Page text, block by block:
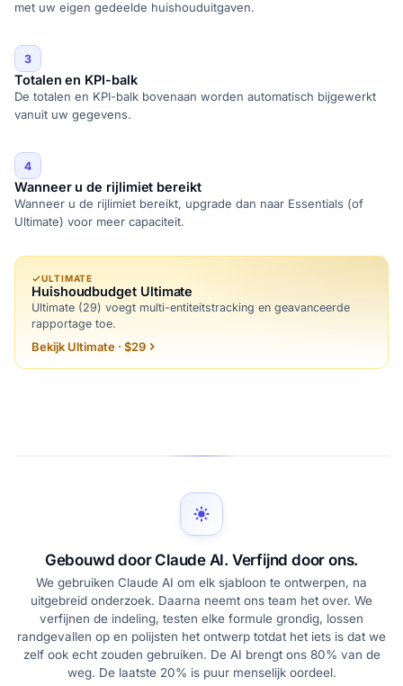
met uw eigen gedeelde huishouduitgaven.
3
Totalen en KPI-balk
De totalen en KPI-balk bovenaan worden automatisch bijgewerkt
vanuit uw gegevens.
4
Wanneer u de rijlimiet bereikt
Wanneer u de rijlimiet bereikt, upgrade dan naar Essentials (of
Ultimate) voor meer capaciteit.
ULTIMATE
Huishoudbudget Ultimate
Ultimate (29) voegt multi-entiteitstracking en geavanceerde
rapportage toe.
Bekijk Ultimate · $29
Gebouwd door Claude AI. Verfijnd door ons.
We gebruiken Claude AI om elk sjabloon te ontwerpen, na
uitgebreid onderzoek. Daarna neemt ons team het over. We
verfijnen de indeling, testen elke formule grondig, lossen
randgevallen op en polijsten het ontwerp totdat het iets is dat we
zelf ook echt zouden gebruiken. De AI brengt ons 80% van de
weg. De laatste 20% is puur menselijk oordeel.